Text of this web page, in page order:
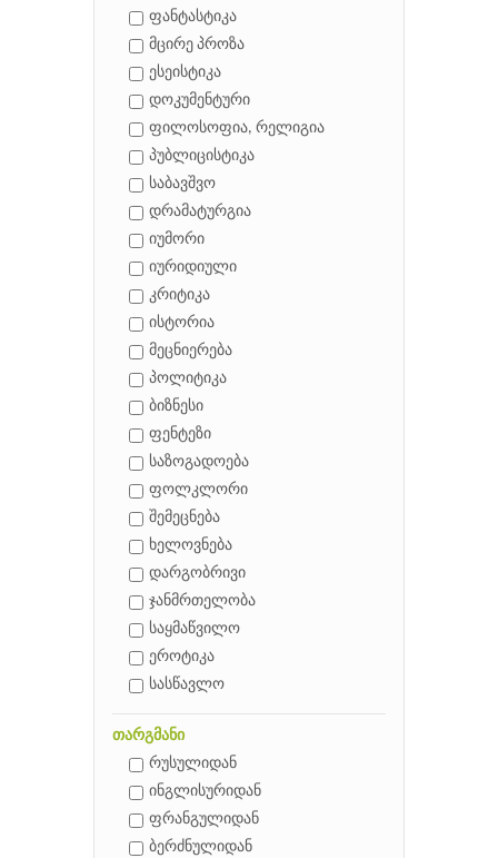
ფანტასტიკა
მცირე პროზა
ესეისტიკა
დოკუმენტური
ფილოსოფია, რელიგია
პუბლიცისტიკა
საბავშვო
დრამატურგია
იუმორი
იურიდიული
კრიტიკა
ისტორია
მეცნიერება
პოლიტიკა
ბიზნესი
ფენტეზი
საზოგადოება
ფოლკლორი
შემეცნება
ხელოვნება
დარგობრივი
ჯანმრთელობა
საყმაწვილო
ეროტიკა
სასწავლო
თარგმანი
რუსულიდან
ინგლისურიდან
ფრანგულიდან
ბერძნულიდან